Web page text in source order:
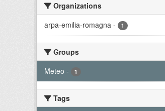
Organizations
arpa-emilia-romagna - 1
Groups
Meteo - 1
Tags